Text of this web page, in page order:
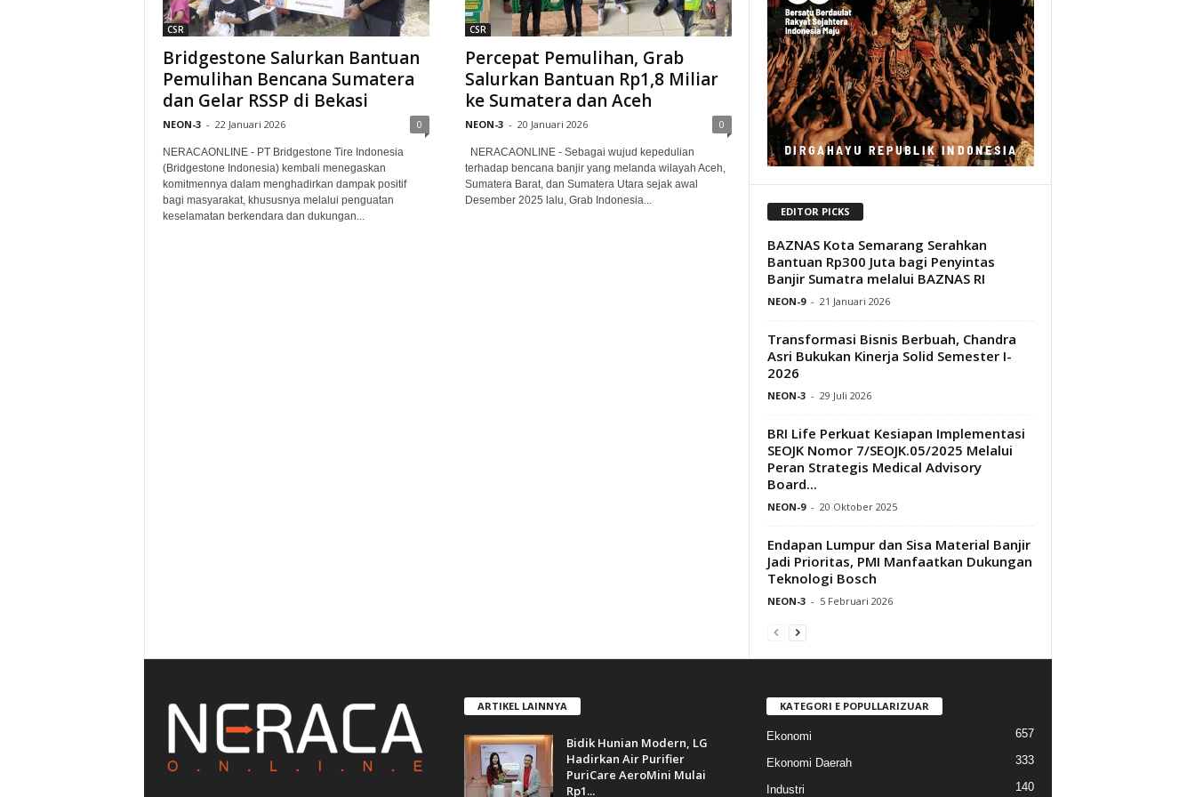
CSR
Bridgestone Salurkan Bantuan
Pemulihan Bencana Sumatera
dan Gelar RSSP di Bekasi
NEON-3 - 22 Januari 2026 0
NERACAONLINE - PT Bridgestone Tire Indonesia
(Bridgestone Indonesia) kembali menegaskan
komitmennya dalam menghadirkan dampak positif
bagi masyarakat, khususnya melalui penguatan
keselamatan berkendara dan dukungan...
CSR
Percepat Pemulihan, Grab
Salurkan Bantuan Rp1,8 Miliar
ke Sumatera dan Aceh
NEON-3 - 20 Januari 2026 0
NERACAONLINE - Sebagai wujud kepedulian
terhadap bencana banjir yang melanda wilayah Aceh,
Sumatera Barat, dan Sumatera Utara sejak awal
Desember 2025 lalu, Grab Indonesia...
EDITOR PICKS
BAZNAS Kota Semarang Serahkan
Bantuan Rp300 Juta bagi Penyintas
Banjir Sumatra melalui BAZNAS RI
NEON-9 - 21 Januari 2026
Transformasi Bisnis Berbuah, Chandra
Asri Bukukan Kinerja Solid Semester I-
2026
NEON-3 - 29 Juli 2026
BRI Life Perkuat Kesiapan Implementasi
SEOJK Nomor 7/SEOJK.05/2025 Melalui
Peran Strategis Medical Advisory
Board...
NEON-9 - 20 Oktober 2025
Endapan Lumpur dan Sisa Material Banjir
Jadi Prioritas, PMI Manfaatkan Dukungan
Teknologi Bosch
NEON-3 - 5 Februari 2026
ARTIKEL LAINNYA
Bidik Hunian Modern, LG
Hadirkan Air Purifier
PuriCare AeroMini Mulai
Rp1...
KATEGORI E POPULLARIZUAR
Ekonomi 657
Ekonomi Daerah 333
Industri 140